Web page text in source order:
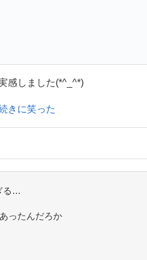
感しました(*^_^*)
きに笑った
る…
ったんだろか